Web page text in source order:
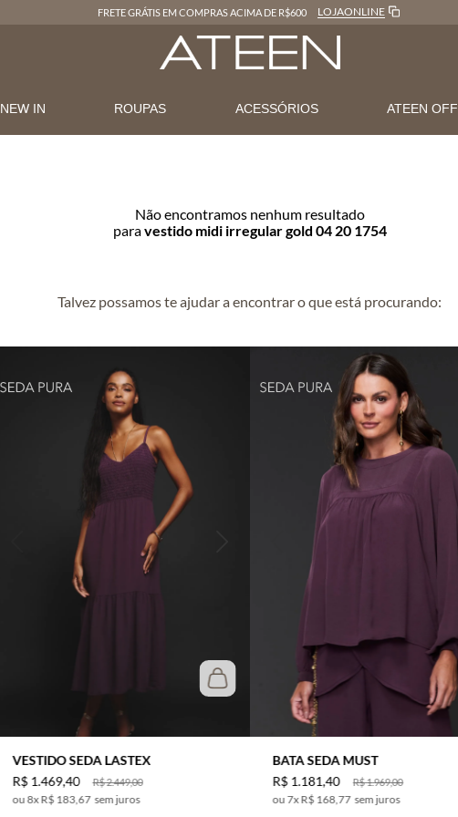
FRETE GRÁTIS EM COMPRAS ACIMA DE R$600 LOJAONLINE
NEW IN ROUPAS ACESSÓRIOS ATEEN OFF
Não encontramos nenhum resultado
paravestido midi irregular gold 04 20 1754
Talvez possamos te ajudar a encontrar o que está procurando:
VESTIDO SEDA LASTEX
R$2.449,00
R$ 1.469,40
8xR$ 183,67 sem juros
BATA SEDA MUST
R$1.969,00
R$1.181,40
7xR$ 168,77 sem juros